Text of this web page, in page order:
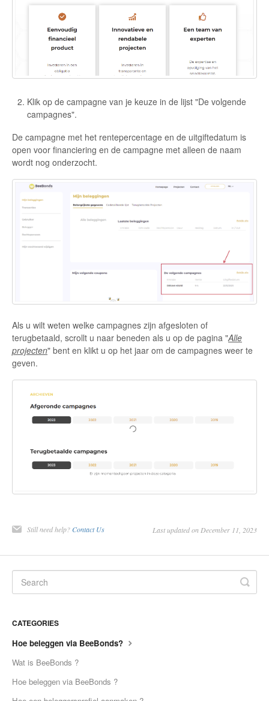
Klik op de campagne van je keuze in de lijst "De volgende
campagnes".
De campagne met het rentepercentage en de uitgiftedatum is
open voor financiering en de campagne met alleen de naam
wordt nog onderzocht.
Als u wilt weten welke campagnes zijn afgesloten of
terugbetaald, scrollt u naar beneden als u op de pagina "Alle
projecten" bent en klikt u op het jaar om de campagnes weer te
geven.
Still need help? Contact Us Last updated on December 11, 2023
CATEGORIES
Hoe beleggen via BeeBonds?
Wat is BeeBonds ?
Hoe beleggen via BeeBonds ?